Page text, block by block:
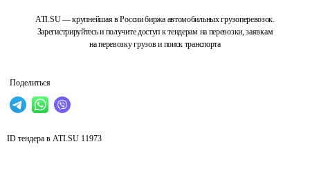
ATI.SU — крупнейшая в России биржа автомобильных грузоперевозок.
Зарегистрируйтесь и получите доступ к тендерам на перевозки, заявкам
на перевозку грузов и поиск транспорта
Поделиться
ID тендера в ATI.SU 11973